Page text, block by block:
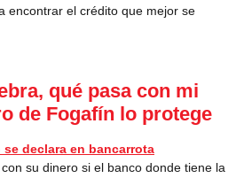
encontrar el crédito que mejor se
qué pasa con mi
de Fogafín lo protege
su dinero si el banco donde tiene la